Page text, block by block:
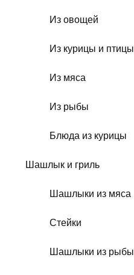
Из овощей
Из курицы и птицы
Из мяса
Из рыбы
Блюда из курицы
Шашлык и гриль
Шашлыки из мяса
Стейки
Шашлыки из рыбы